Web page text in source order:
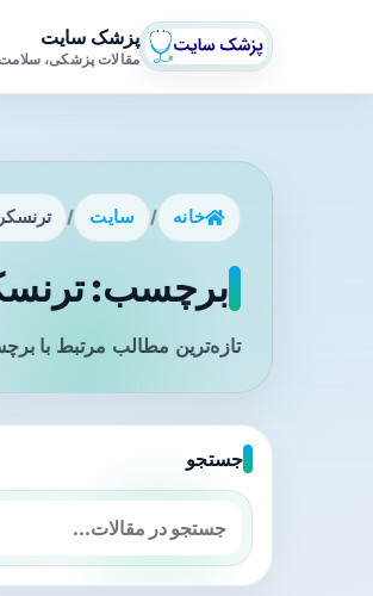
پزشک سایت
مقالات پزشکی،
خانه / سایت /
برچسب:
تازه‌ترین مطالب مرتبط با
جستجو